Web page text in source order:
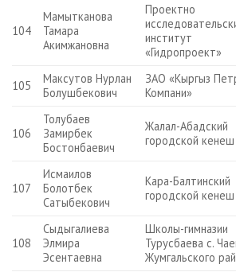
104
Мамытканова
Тамара
Акимжановна
Проектно
институт
«Гидропроект»
105
Максутов Нурлан
Болушбекович
ЗАО «Кыргыз
Компани»
106
Толубаев
Замирбек
Бостонбаевич
Жалал-Абадский
городской кенеш
107
Исмаилов
Болотбек
Сатыбекович
Кара-Балтинский
городской кенеш
108
Сыдыгалиева
Элмира
Эсентаевна
Школы-гимназии
Турусбаева с.
Жумгальского